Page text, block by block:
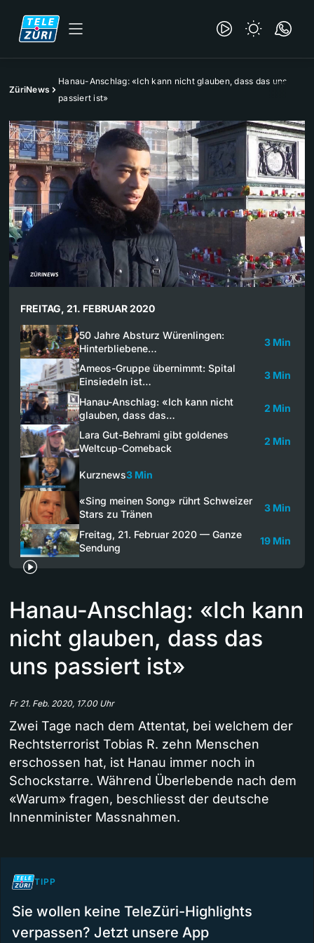
ZüriNews
Hanau-Anschlag: «Ich kann nicht glauben, dass das uns
passiert ist»
FREITAG, 21. FEBRUAR 2020
50 Jahre Absturz Würenlingen:
Hinterbliebene…
3 Min
Ameos-Gruppe übernimmt: Spital
Einsiedeln ist…
3 Min
Hanau-Anschlag: «Ich kann nicht
glauben, dass das…
2 Min
Lara Gut-Behrami gibt goldenes
Weltcup-Comeback
2 Min
Kurznews3 Min
«Sing meinen Song» rührt Schweizer
Stars zu Tränen
3 Min
Freitag, 21. Februar 2020 — Ganze
Sendung
19 Min
Hanau-Anschlag: «Ich kann
nicht glauben, dass das
uns passiert ist»
Fr 21. Feb. 2020, 17.00 Uhr
Zwei Tage nach dem Attentat, bei welchem der
Rechtsterrorist Tobias R. zehn Menschen
erschossen hat, ist Hanau immer noch in
Schockstarre. Während Überlebende nach dem
«Warum» fragen, beschliesst der deutsche
Innenminister Massnahmen.
TIPP
Sie wollen keine TeleZüri-Highlights
verpassen? Jetzt unsere App